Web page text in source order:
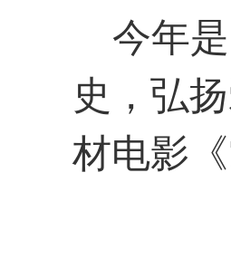
今年是
史，弘
材电影《